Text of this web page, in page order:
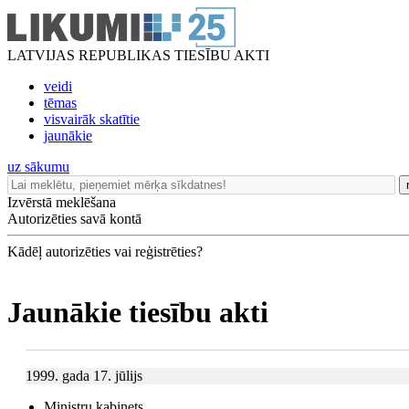
LATVIJAS REPUBLIKAS TIESĪBU AKTI
veidi
tēmas
visvairāk skatītie
jaunākie
uz sākumu
Izvērstā meklēšana
Autorizēties savā kontā
Kādēļ autorizēties vai reģistrēties?
Jaunākie tiesību akti
1999. gada 17. jūlijs